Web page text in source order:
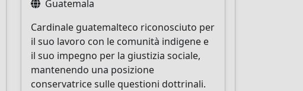
Guatemala
Cardinale guatemalteco riconosciuto per
il suo lavoro con le comunità indigene e
il suo impegno per la giustizia sociale,
mantenendo una posizione
conservatrice sulle questioni dottrinali.